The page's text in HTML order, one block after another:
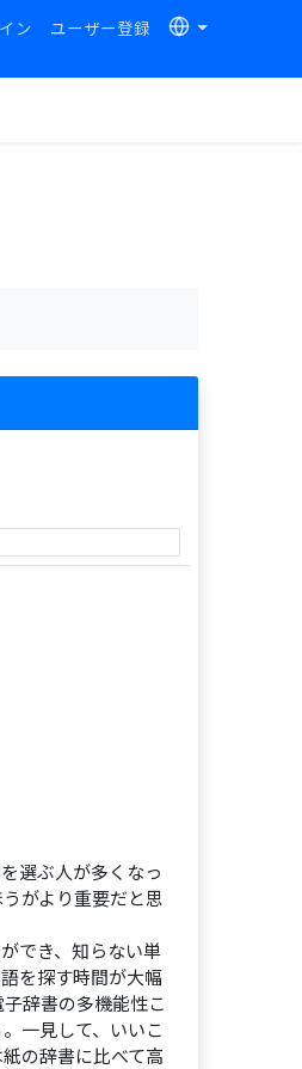
ン ユーザー登録
選ぶ人が多くなっ
がより重要だと思
でき、知らない単
を探す時間が大幅
辞書の多機能性こ
一見して、いいこ
の辞書に比べて高